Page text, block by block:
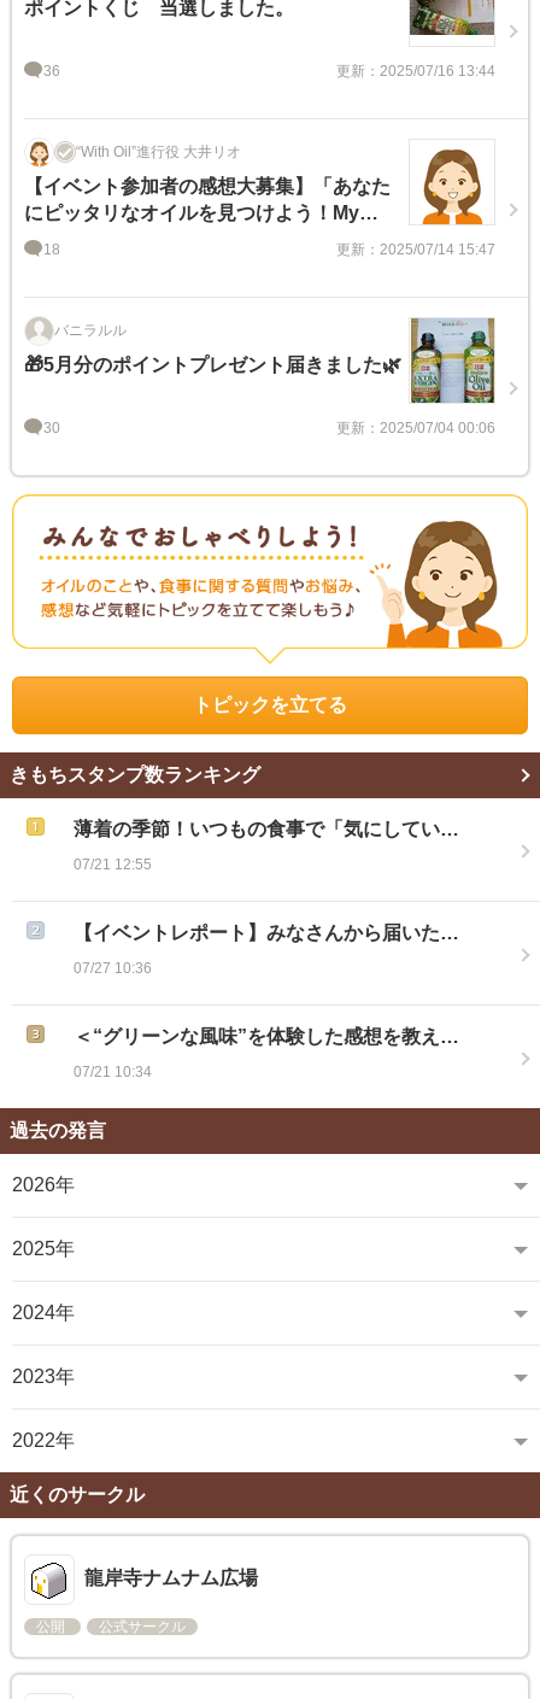
ポイントくじ 当選しました。
36 更新：2025/07/16 13:44
“With Oil”進行役 大井リオ
【イベント参加者の感想大募集】「あなた
にピッタリなオイルを見つけよう！My
Cooking Oil発見イベント」
18 更新：2025/07/14 15:47
バニラルル
🎁5月分のポイントプレゼント届きました🌿
30 更新：2025/07/04 00:06
トピックを立てる
きもちスタンプ数ランキング
薄着の季節！いつもの食事で「気にしてい…
07/21 12:55
【イベントレポート】みなさんから届いた…
07/27 10:36
＜“グリーンな風味”を体験した感想を教え…
07/21 10:34
過去の発言
2026年
2025年
2024年
2023年
2022年
近くのサークル
龍岸寺ナムナム広場
公開 公式サークル